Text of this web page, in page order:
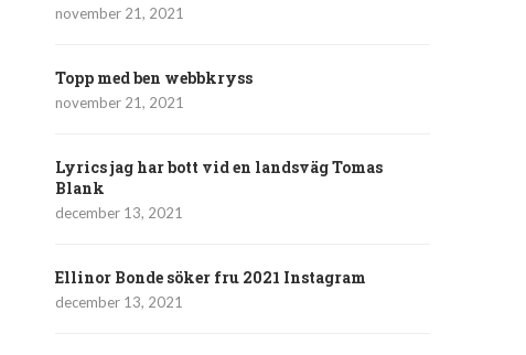
november 21, 2021
Topp med ben webbkryss
november 21, 2021
Lyrics jag har bott vid en landsväg Tomas
Blank
december 13, 2021
Ellinor Bonde söker fru 2021 Instagram
december 13, 2021